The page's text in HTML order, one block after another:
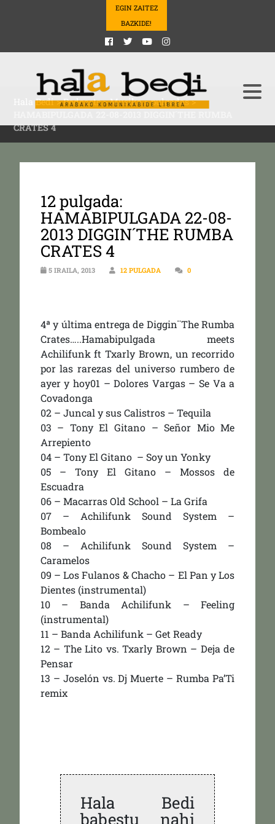
EGIN ZAITEZ
BAZKIDE!
Hala Bedi>Podcasts>Musika>pulgadas>
CRATES 4
12 pulgada:
HAMABIPULGADA 22-08-
2013 DIGGIN´THE RUMBA
CRATES 4
5 IRAILA, 2013 12 PULGADA 0
4ª y última entrega de Diggin¨The Rumba
Crates…..Hamabipulgada meets
Achilifunk ft Txarly Brown, un recorrido
por las rarezas del universo rumbero de
ayer y hoy01 – Dolores Vargas – Se Va a
Covadonga
02 – Juncal y sus Calistros – Tequila
03 – Tony El Gitano – Señor Mio Me
Arrepiento
04 – Tony El Gitano – Soy un Yonky
05 – Tony El Gitano – Mossos de
Escuadra
06 – Macarras Old School – La Grifa
07 – Achilifunk Sound System –
Bombealo
08 – Achilifunk Sound System –
Caramelos
09 – Los Fulanos & Chacho – El Pan y Los
Dientes (instrumental)
10 – Banda Achilifunk – Feeling
(instrumental)
11 – Banda Achilifunk – Get Ready
12 – The Lito vs. Txarly Brown – Deja de
Pensar
13 – Joselón vs. Dj Muerte – Rumba Pa’Ti
remix
Hala Bedi
babestu nahi